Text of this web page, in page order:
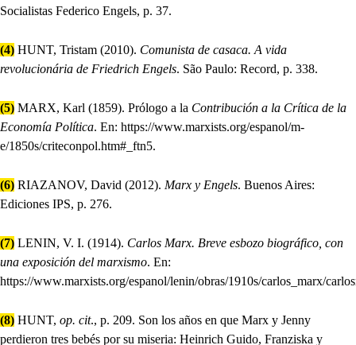
Socialistas Federico Engels, p. 37.
(4) HUNT, Tristam (2010). Comunista de casaca. A vida
revolucionária de Friedrich Engels. São Paulo: Record, p. 338.
(5) MARX, Karl (1859). Prólogo a la Contribución a la Crítica de la
Economía Política. En: https://www.marxists.org/espanol/m-
e/1850s/criteconpol.htm#_ftn5.
(6) RIAZANOV, David (2012). Marx y Engels. Buenos Aires:
Ediciones IPS, p. 276.
(7) LENIN, V. I. (1914). Carlos Marx. Breve esbozo biográfico, con
una exposición del marxismo. En:
https://www.marxists.org/espanol/lenin/obras/1910s/carlos_marx/
(8) HUNT, op. cit., p. 209. Son los años en que Marx y Jenny
perdieron tres bebés por su miseria: Heinrich Guido, Franziska y